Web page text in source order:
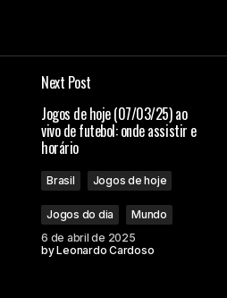
Next Post
Jogos de hoje (07/03/25) ao
vivo de futebol: onde assistir e
horário
Brasil Jogos de hoje
Jogos do dia
Mundo
6 de abril de 2025
byLeonardo Cardoso